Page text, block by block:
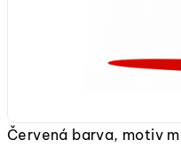
Červená barva, motiv